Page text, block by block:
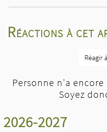
2026-2027
Réactions à cet
Réagir
Personne n'a
Soyez